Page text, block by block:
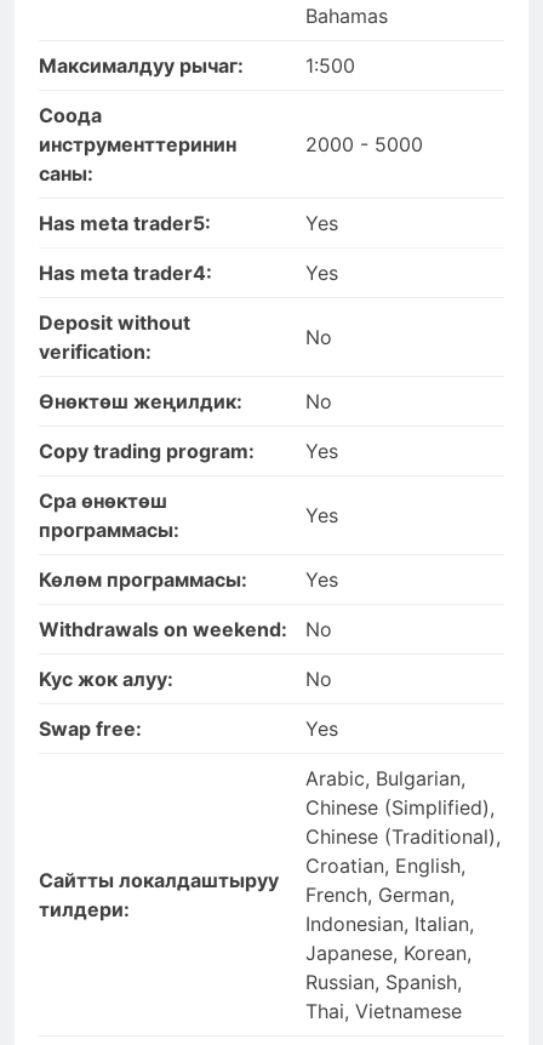
Bahamas
Максималдуу рычаг: 1:500
Соода
инструменттеринин
саны:
2000 - 5000
Has meta trader5: Yes
Has meta trader4: Yes
Deposit without
verification:
No
Өнөктөш жеңилдик: No
Copy trading program: Yes
Cpa өнөктөш
программасы:
Yes
Көлөм программасы: Yes
Withdrawals on weekend: No
Kyc жок алуу: No
Swap free: Yes
Сайтты локалдаштыруу
тилдери:
Arabic, Bulgarian,
Chinese (Simplified),
Chinese (Traditional),
Croatian, English,
French, German,
Indonesian, Italian,
Japanese, Korean,
Russian, Spanish,
Thai, Vietnamese